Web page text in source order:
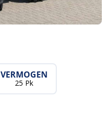
VERMOGEN
25 Pk